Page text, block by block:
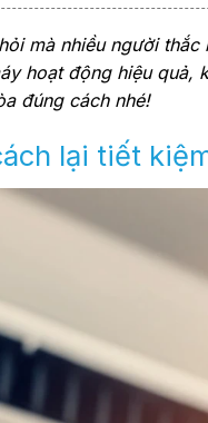
mà nhiều người
hoạt động hiệu
đúng cách nhé!
lại tiết